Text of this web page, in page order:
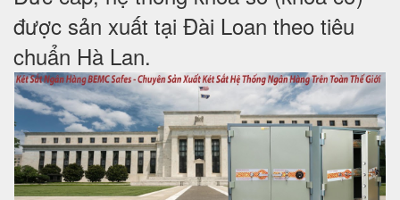
được sản xuất tại Đài Loan theo tiêu
chuẩn Hà Lan.